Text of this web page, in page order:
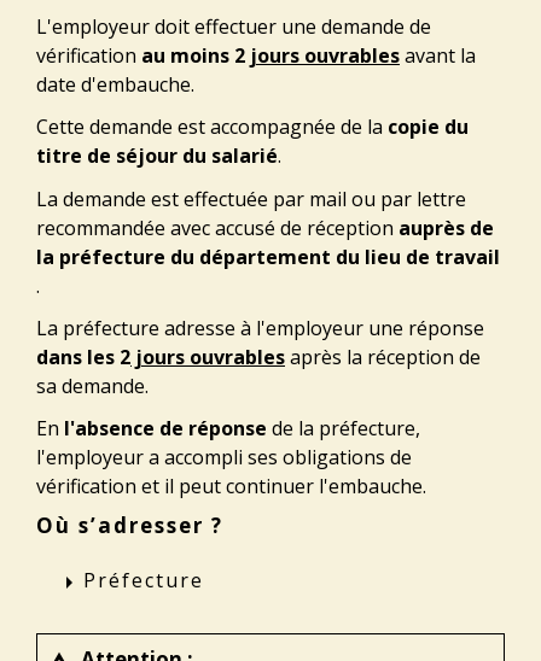
L'employeur doit effectuer une demande de
vérification au moins 2 jours ouvrablesavant la
date d'embauche.
Cette demande est accompagnée de la copie du
titre de séjour du salarié.
La demande est effectuée par mail ou par lettre
recommandée avec accusé de réception auprès de
la préfecture du département du lieu de travail
.
La préfecture adresse à l'employeur une réponse
dans les 2 jours ouvrablesaprès la réception de
sa demande.
En l'absence de réponse de la préfecture,
l'employeur a accompli ses obligations de
vérification et il peut continuer l'embauche.
Où s’adresser ?
arrow_right Préfecture